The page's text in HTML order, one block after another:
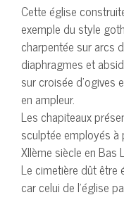
Cette église
exemple du style
charpentée sur arcs
diaphragmes et
sur croisée d’ogives
en ampleur.
Les chapiteaux
sculptée employés
XIIème siècle en Bas
Le cimetière dût être
car celui de l’église